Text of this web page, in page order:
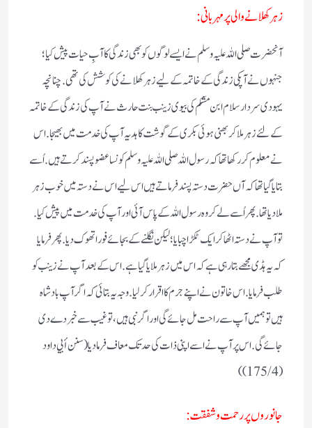
زہر کھلانے والی پر مہربانی :
آنحضرت صلی اللہ علیہ وسلم نے ایسے لوگوں کو بھی زندگی کا آبِ حیات پیش کیا؛
جنہوں نے آپکی زندگی کے خاتمہ کے لیے زہر کھلانے کی کوشش کی تھی. چنا نچہ
یہودی سردار سلام ابن مشکم کی بیوی زینب بنت حارث نے آپ کی زندگی کے خاتمہ
کے لئے زہر ملا کر بھنی ہوئی بکری کے گوشت کا ہدیہ آپ کی خدمت میں بھیجا. اس
نے معلوم کررکھا تھا کہ رسول اللہ صلی اللہ علیہ وسلم کونسا عضو پسند کرتے ہیں. اُسے
بتایا گیا تھا کہ آں حضرت دستہ پسند فرماتے ہیں اس لیے اس نے دستہ میں خوب زہر
ملا دیا تھا. پھر اُسے لے کر وہ رسول اللہ کے پاس آئی اور آپ کی خدمت میں پیش کیا.
تو آپ نے دستہ اٹھا کر ایک ٹکڑا چبایا؛ لیکن نگلنے کے بجائے فورا تھوک دیا. پھر فرمایا
کہ یہ ہڈی مجھے بتا رہی ہے کہ اس میں زہر ملایا گیا ہے. اس کے بعد آپ نے زینب کو
طلب فرمایا. اس خاتون نے اپنے جرم کا اقرار کر لیا. وجہ یہ بتائی کہ اگر آپ بادشاہ
ہیں تو ہمیں آپ سے راحت مل جائے گی اور اگر نبی ہیں، تو غیب سے خبر دے دی
جائے گی. اس پر آپ نے اسے اپنی ذات کی حد تک معاف فرمادیا (سنن أبي داود
(4/ 175))
جانوروں پر رحمت و شفقت :